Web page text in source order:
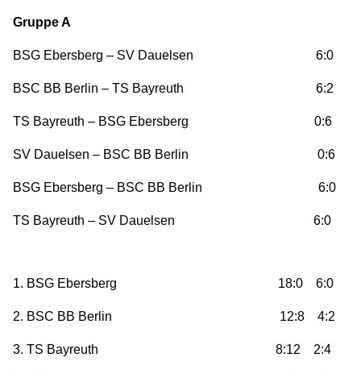
Gruppe A
BSG Ebersberg – SV Dauelsen 6:0
BSC BB Berlin – TS Bayreuth 6:2
TS Bayreuth – BSG Ebersberg 0:6
SV Dauelsen – BSC BB Berlin 0:6
BSG Ebersberg – BSC BB Berlin 6:0
TS Bayreuth – SV Dauelsen 6:0
1. BSG Ebersberg 18:0 6:0
2. BSC BB Berlin 12:8 4:2
3. TS Bayreuth 8:12 2:4